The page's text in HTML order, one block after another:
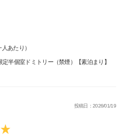
あたり）
半個室ドミトリー（禁煙）【素泊まり】
投稿日：2026/01/19